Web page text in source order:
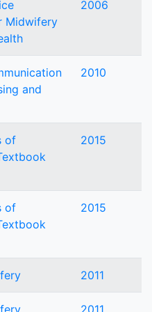
Midwifery
2006
and
2010
of
2015
of
2015
2011
2011